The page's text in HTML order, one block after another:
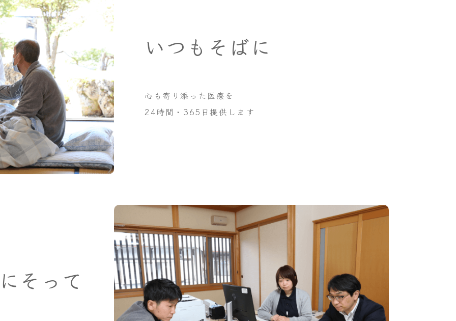
いつもそばに
⼼も寄り添った医療を
24時間・365⽇提供します
そって